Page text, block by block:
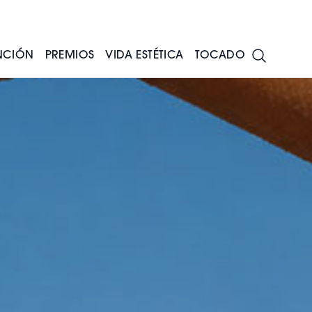
PREMIOS VIDA ESTÉTICA TOCADO